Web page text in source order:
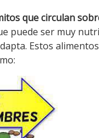
que circulan
puede ser muy
Estos